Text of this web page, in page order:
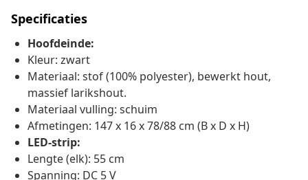
Specificaties
Hoofdeinde:
Kleur: zwart
Materiaal: stof (100% polyester), bewerkt hout,
massief larikshout.
Materiaal vulling: schuim
Afmetingen: 147 x 16 x 78/88 cm (B x D x H)
LED-strip:
Lengte (elk): 55 cm
Spanning: DC 5 V